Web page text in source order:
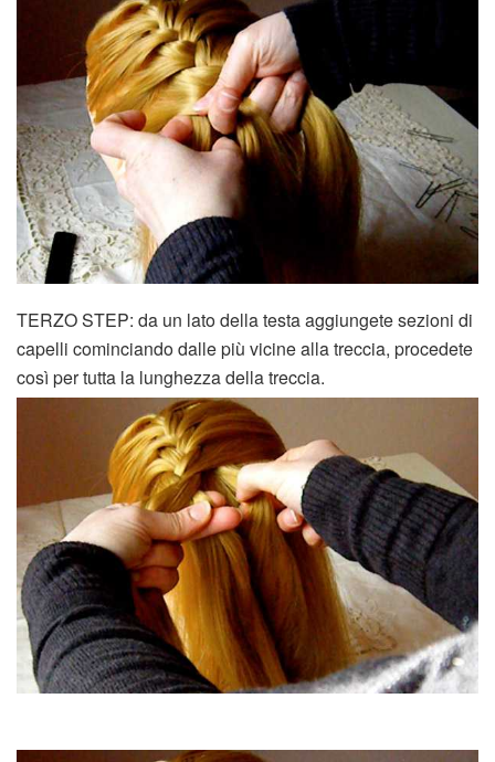
TERZO STEP: da un lato della testa aggiungete sezioni di
capelli cominciando dalle più vicine alla treccia, procedete
così per tutta la lunghezza della treccia.